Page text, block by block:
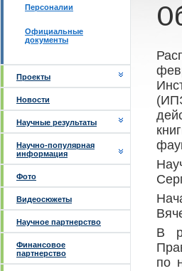
Персоналии
Официальные
документы
Проекты
Новости
Научные результаты
Научно-популярная
информация
Фото
Видеосюжеты
Научное партнерство
Финансовое
партнерство
В
по